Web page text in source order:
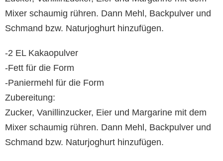
Mixer schaumig rühren. Dann Mehl, Backpulver und
Schmand bzw. Naturjoghurt hinzufügen.
-2 EL Kakaopulver
-Fett für die Form
-Paniermehl für die Form
Zubereitung:
Zucker, Vanillinzucker, Eier und Margarine mit dem
Mixer schaumig rühren. Dann Mehl, Backpulver und
Schmand bzw. Naturjoghurt hinzufügen.